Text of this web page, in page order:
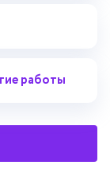
рефератов
работы